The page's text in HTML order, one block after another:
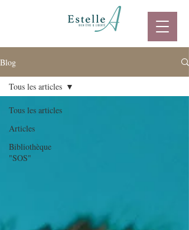
Blog
Tous les articles
Articles
Bibliothèque
"SOS"
Tous les articles